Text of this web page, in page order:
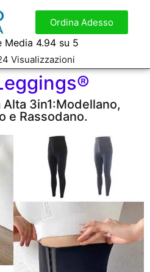
Ordina Adesso
Media 4.94 su 5
Visualizzazioni
Alta 3in1:Modellano,
e Rassodano.